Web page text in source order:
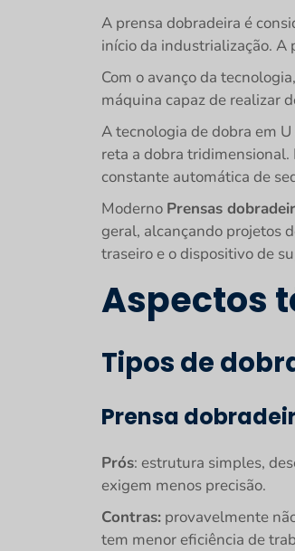
A prensa dobradeira é
início da industrialização. A
Com o avanço da
máquina capaz de realizar
A tecnologia de dobra em
reta a dobra
constante automática de
Moderno Prensas
geral, alcançando projetos
traseiro e o dispositivo de
Aspectos
Tipos de
Prensa
Prós: estrutura simples,
exigem menos precisão.
Contras: provavelmente
tem menor eficiência de